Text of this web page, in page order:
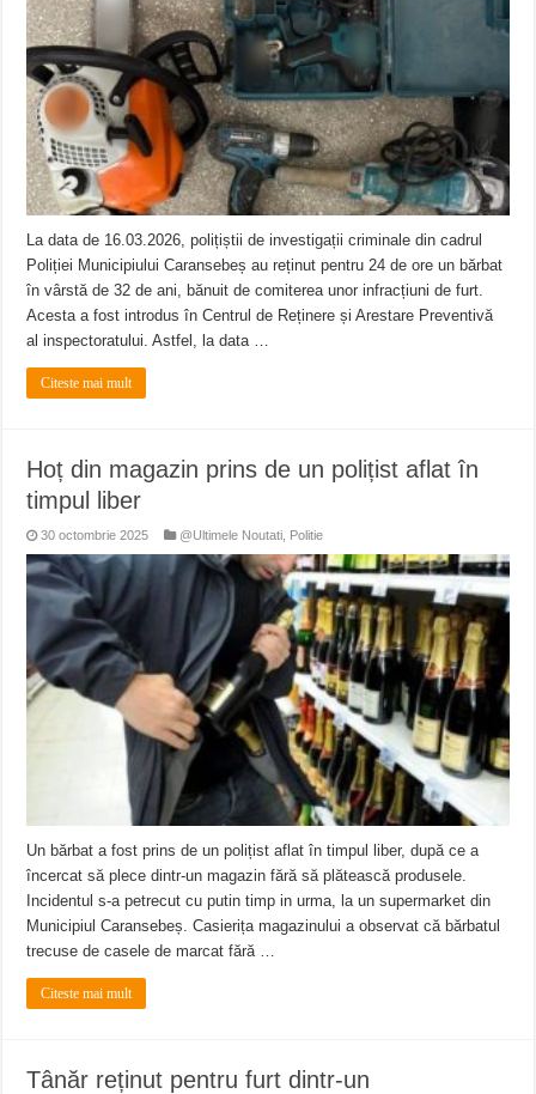
La data de 16.03.2026, polițiștii de investigații criminale din cadrul
Poliției Municipiului Caransebeș au reținut pentru 24 de ore un bărbat
în vârstă de 32 de ani, bănuit de comiterea unor infracțiuni de furt.
Acesta a fost introdus în Centrul de Reținere și Arestare Preventivă
al inspectoratului. Astfel, la data …
Citeste mai mult
Hoț din magazin prins de un polițist aflat în
timpul liber
30 octombrie 2025 @Ultimele Noutati Politie
Un bărbat a fost prins de un polițist aflat în timpul liber, după ce a
încercat să plece dintr-un magazin fără să plătească produsele.
Incidentul s-a petrecut cu putin timp in urma, la un supermarket din
Municipiul Caransebeș. Casierița magazinului a observat că bărbatul
trecuse de casele de marcat fără …
Citeste mai mult
Tânăr reținut pentru furt dintr-un